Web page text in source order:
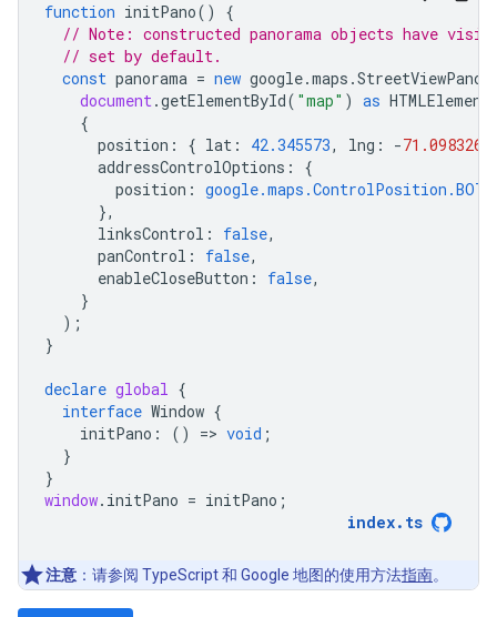
function initPano()
{
// Note: constructed panorama objects have
// set by default.
const panorama = new google.maps .
document.getElementById( "map" ) as HTMLElement
{
position : { lat : 42.345573, lng : -71.098326
addressControlOptions :
{
position :
},
linksControl : false,
panControl : false,
enableCloseButton : false,
}
);
}
declare global {
interface Window {
initPano : () => void ;
}
}
window. initPano = initPano ;
index. ts
注意 ：请参阅 TypeScript 和 Google 地图的使用方法指南。